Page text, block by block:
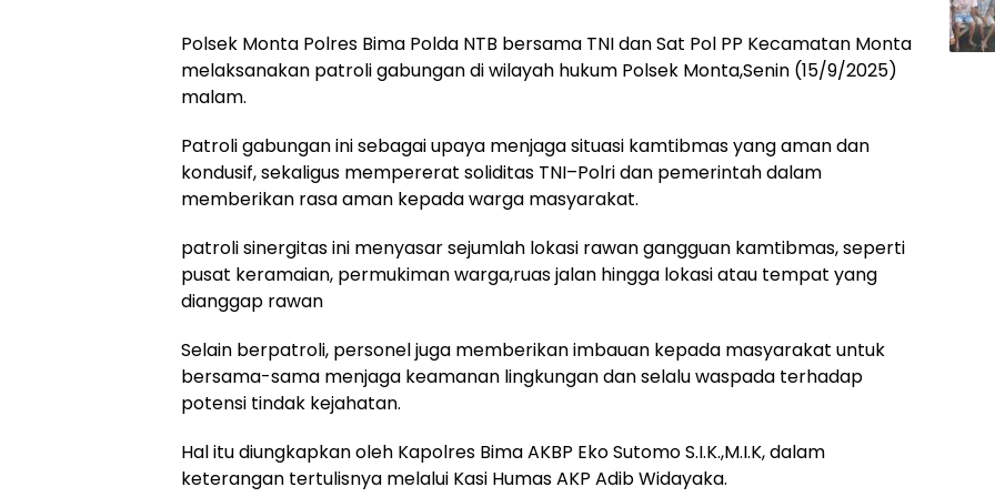
Polsek Monta Polres Bima Polda NTB bersama TNI dan Sat Pol PP Kecamatan Monta
melaksanakan patroli gabungan di wilayah hukum Polsek Monta,Senin (15/9/2025)
malam.
Patroli gabungan ini sebagai upaya menjaga situasi kamtibmas yang aman dan
kondusif, sekaligus mempererat soliditas TNI–Polri dan pemerintah dalam
memberikan rasa aman kepada warga masyarakat.
patroli sinergitas ini menyasar sejumlah lokasi rawan gangguan kamtibmas, seperti
pusat keramaian, permukiman warga,ruas jalan hingga lokasi atau tempat yang
dianggap rawan
Selain berpatroli, personel juga memberikan imbauan kepada masyarakat untuk
bersama-sama menjaga keamanan lingkungan dan selalu waspada terhadap
potensi tindak kejahatan.
Hal itu diungkapkan oleh Kapolres Bima AKBP Eko Sutomo S.I.K.,M.I.K, dalam
keterangan tertulisnya melalui Kasi Humas AKP Adib Widayaka.